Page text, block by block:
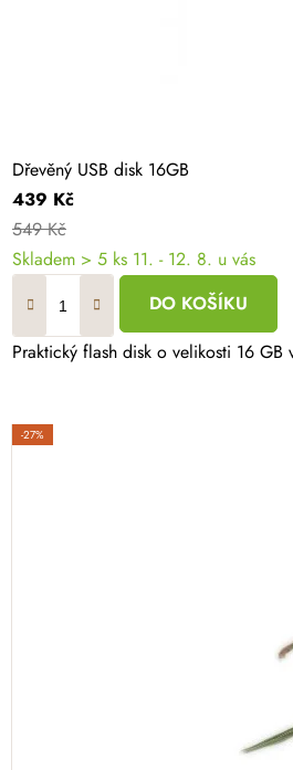
Dřevěný USB disk 16GB
439 Kč
549 Kč
Skladem > 5 ks 11. - 12. 8. u vás
DO KOŠÍKU
Praktický flash disk o velikosti 16
-27%